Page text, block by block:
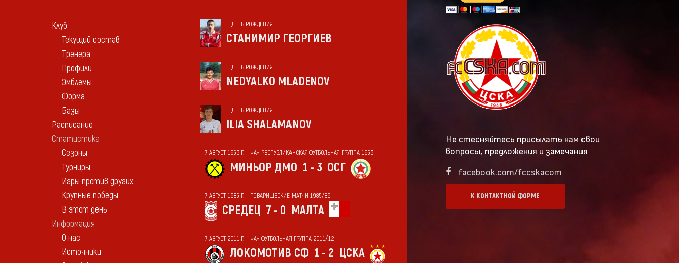
Клуб
Текущий состав
Тренера
Профили
Эмблемы
Форма
Базы
Расписание
Статистика
Сезоны
Турниры
Игры против других
Крупные победы
В этот день
Информация
О нас
Источники
ДЕНЬ РОЖДЕНИЯ
СТАНИМИР ГЕОРГИЕВ
ДЕНЬ РОЖДЕНИЯ
NEDYALKO MLADENOV
ДЕНЬ РОЖДЕНИЯ
ILIA SHALAMANOV
7 АВГУСТ 1953 Г. — «А» РЕСПУБЛИКАНСКАЯ ФУТБОЛЬНАЯ ГРУППА 1953
МИНЬОР ДМО 1 - 3 ОСГ
7 АВГУСТ 1985 Г. — ТОВАРИЩЕСКИЕ МАТЧИ 1985/86
СРЕДЕЦ 7 - 0 МАЛТА
7 АВГУСТ 2011 Г. — «А» ФУТБОЛЬНАЯ ГРУППА 2011/12
ЛОКОМОТИВ СФ 1 - 2 ЦСКА
Не стесняйтесь присылать нам свои
вопросы, предложения и замечания
facebook.com/fccskacom
К КОНТАКТНОЙ ФОРМЕ